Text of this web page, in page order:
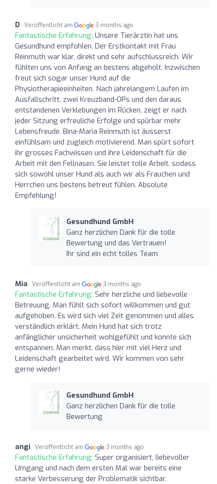
D Veröffentlicht am 3 months ago
Fantastische Erfahrung: Unsere Tierärztin hat uns
Gesundhund empfohlen. Der Erstkontakt mit Frau
Reinmuth war klar, direkt und sehr aufschlussreich. Wir
fühlten uns von Anfang an bestens abgeholt. Inzwischen
freut sich sogar unser Hund auf die
Physiotherapieeinheiten. Nach jahrelangem Laufen im
Ausfallschritt, zwei Kreuzband-OPs und den daraus
entstandenen Verklebungen im Rücken, zeigt er nach
jeder Sitzung erfreuliche Erfolge und spürbar mehr
Lebensfreude. Bina-Maria Reinmuth ist äusserst
einfühlsam und zugleich motivierend. Man spürt sofort
ihr grosses Fachwissen und ihre Leidenschaft für die
Arbeit mit den Fellnasen. Sie leistet tolle Arbeit, sodass
sich sowohl unser Hund als auch wir als Frauchen und
Herrchen uns bestens betreut fühlen. Absolute
Empfehlung!
Gesundhund GmbH
Ganz herzlichen Dank für die tolle
Bewertung und das Vertrauen!
Ihr sind ein echt tolles Team
Mia Veröffentlicht am 3 months ago
Fantastische Erfahrung: Sehr herzliche und liebevolle
Betreuung. Man fühlt sich sofort willkommen und gut
aufgehoben. Es wird sich viel Zeit genommen und alles
verständlich erklärt. Mein Hund hat sich trotz
anfänglicher unsicherheit wohlgefühlt und konnte sich
entspannen. Man merkt, dass hier mit viel Herz und
Leidenschaft gearbeitet wird. Wir kommen von sehr
gerne wieder!
Gesundhund GmbH
Ganz herzlichen Dank für die tolle
Bewertung
angi Veröffentlicht am 3 months ago
Fantastische Erfahrung: Super organisiert, liebevoller
Umgang und nach dem ersten Mal war bereits eine
starke Verbesserung der Problematik sichtbar.